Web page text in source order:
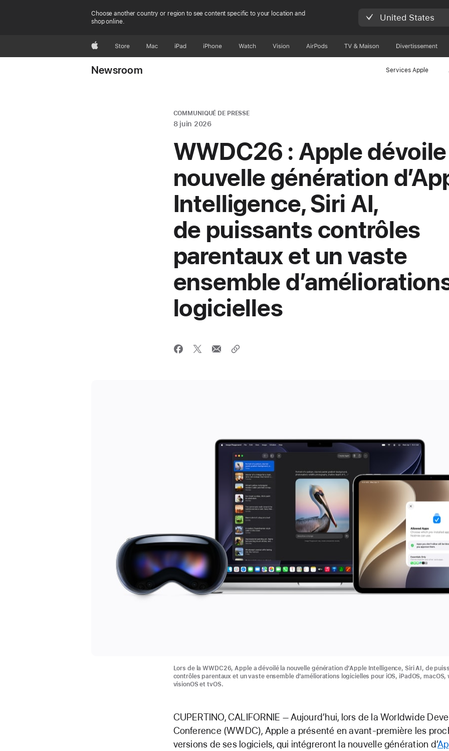
Choose another country or region to see content specific to your location and
shop online.
United States
AppleStore Mac iPad iPhone Watch Vision AirPods TV & Maison Divertissements
Newsroom Services Apple
COMMUNIQUÉ DE PRESSE
8 juin 2026
WWDC26 : Apple
nouvelle génération
Intelligence, Siri AI,
de puissants contrôles
parentaux et un vaste
ensemble
logicielles
Lors de la WWDC26, Apple a dévoilé la nouvelle génération d’Apple Intelligence, Siri AI, de
contrôles parentaux et un vaste ensemble d’améliorations logicielles pour iOS, iPadOS, macOS,
visionOS et tvOS.
CUPERTINO, CALIFORNIE
Aujourd’hui, lors de la Worldwide
Conference (WWDC), Apple a présenté en avant-première les
versions de ses logiciels, qui intégreront la nouvelle génération d’